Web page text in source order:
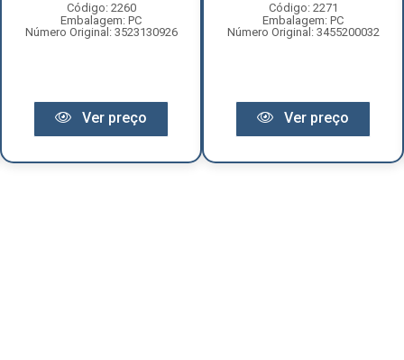
Código: 2260
Embalagem: PC
Número Original: 3523130926
Ver preço
Código: 2271
Embalagem: PC
Número Original: 3455200032
Ver preço